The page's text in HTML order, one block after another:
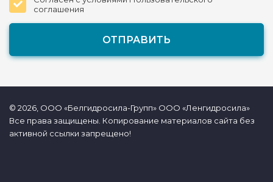
соглашения
© 2026, ООО «Белгидросила-Групп» ООО «Ленгидросила»
Все права защищены. Копирование материалов сайта без
активной ссылки запрещено!